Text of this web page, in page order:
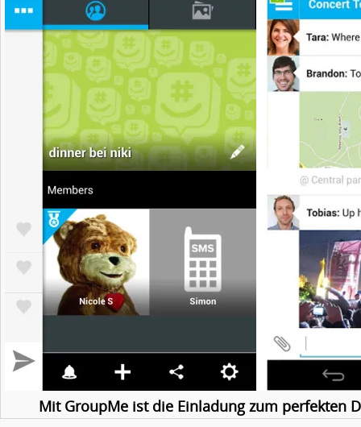
Mit GroupMe ist die Einladung zum perfekten